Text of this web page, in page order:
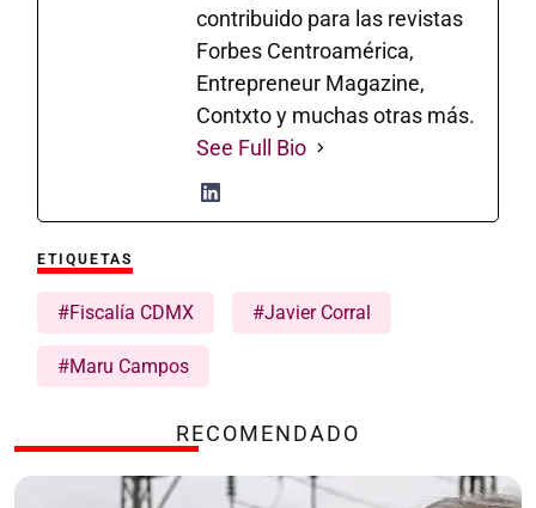
contribuido para las revistas
Forbes Centroamérica,
Entrepreneur Magazine,
Contxto y muchas otras más.
See Full Bio
ETIQUETAS
#Fiscalía CDMX #Javier Corral
#Maru Campos
RECOMENDADO